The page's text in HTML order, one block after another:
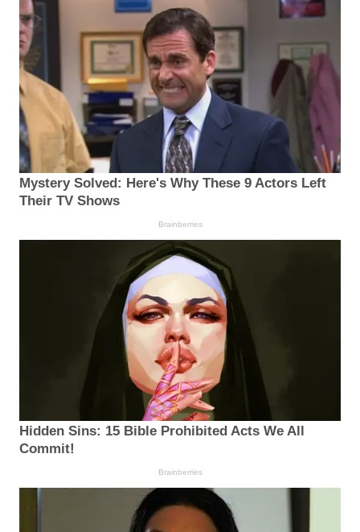
Mystery Solved: Here's Why These 9 Actors Left
Their TV Shows
Brainberries
Hidden Sins: 15 Bible Prohibited Acts We All
Commit!
Brainberries